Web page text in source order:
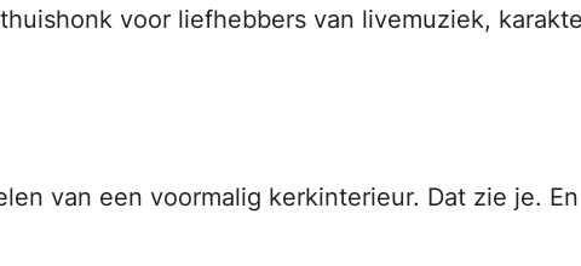
voor liefhebbers van livemuziek,
van een voormalig kerkinterieur. Dat zie je.